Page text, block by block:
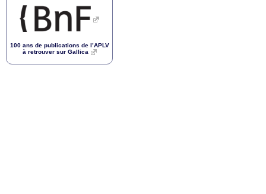
100 ans de publications de l’APLV
à retrouver sur Gallica